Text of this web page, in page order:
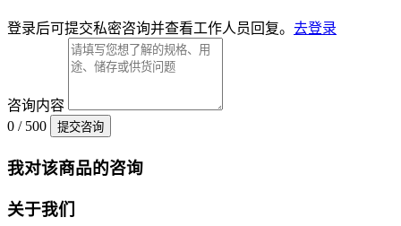
登录后可提交私密咨询并查看工作人员回复。 去登录
咨询内容
0 / 500
提交咨询
我对该商品的咨询
关于我们